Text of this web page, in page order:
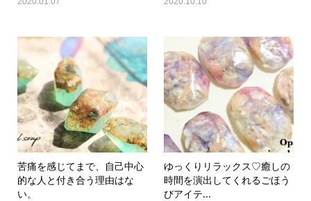
苦痛を感じてまで、自己中心
的な人と付き合う理由はな
い。
ゆっくりリラックス♡癒しの
時間を演出してくれるごほう
びアイテ...